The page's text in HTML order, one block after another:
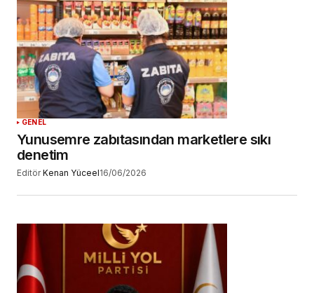
GENEL
Yunusemre zabıtasından marketlere sıkı
denetim
Editör Kenan Yüceel16/06/2026